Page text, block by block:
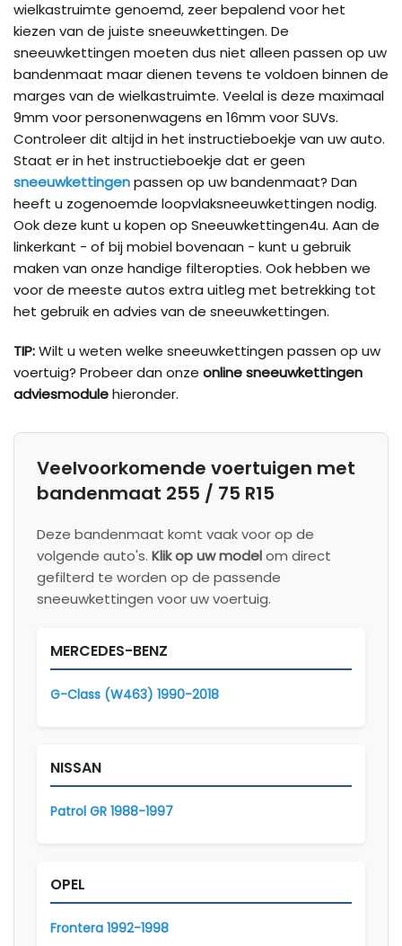
wielkastruimte genoemd, zeer bepalend voor het
kiezen van de juiste sneeuwkettingen. De
sneeuwkettingen moeten dus niet alleen passen op uw
bandenmaat maar dienen tevens te voldoen binnen de
marges van de wielkastruimte. Veelal is deze maximaal
9mm voor personenwagens en 16mm voor SUVs.
Controleer dit altijd in het instructieboekje van uw auto.
Staat er in het instructieboekje dat er geen
sneeuwkettingenpassen op uw bandenmaat? Dan
heeft u zogenoemde loopvlaksneeuwkettingen nodig.
Ook deze kunt u kopen op Sneeuwkettingen4u. Aan de
linkerkant - of bij mobiel bovenaan - kunt u gebruik
maken van onze handige filteropties. Ook hebben we
voor de meeste autos extra uitleg met betrekking tot
het gebruik en advies van de sneeuwkettingen.
TIP:Wilt u weten welke sneeuwkettingen passen op uw
voertuig? Probeer dan onze online sneeuwkettingen
adviesmodulehieronder.
Veelvoorkomende voertuigen met
bandenmaat 255 / 75 R15
Deze bandenmaat komt vaak voor op de
volgende auto's. Klik op uw modelom direct
gefilterd te worden op de passende
sneeuwkettingen voor uw voertuig.
MERCEDES-BENZ
G-Class (W463) 1990-2018
NISSAN
Patrol GR 1988-1997
OPEL
Frontera 1992-1998